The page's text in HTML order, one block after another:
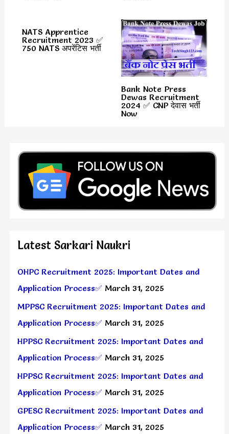
NATS Apprentice
Recruitment 2023 ✅
750 NATS अपरेंटिस भर्ती
Bank Note Press
Dewas Recruitment
2024 ✅ CNP देवास भर्ती
Now
Latest Sarkari Naukri
OHPC Recruitment 2025: Important Dates and
Application Process✅ March 31, 2025
MPPSC Recruitment 2025: Important Dates and
Application Process✅ March 31, 2025
HPPSC Recruitment 2025: Important Dates and
Application Process✅ March 31, 2025
HPPSC Recruitment 2025: Important Dates and
Application Process✅ March 31, 2025
GPESC Recruitment 2025: Important Dates and
Application Process✅ March 31, 2025